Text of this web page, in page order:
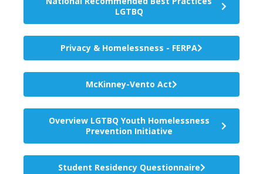
LGTBQ
Privacy & Homelessness - FERPA
McKinney-Vento Act
Overview LGTBQ Youth Homelessness
Prevention Initiative
Student Residency Questionnaire